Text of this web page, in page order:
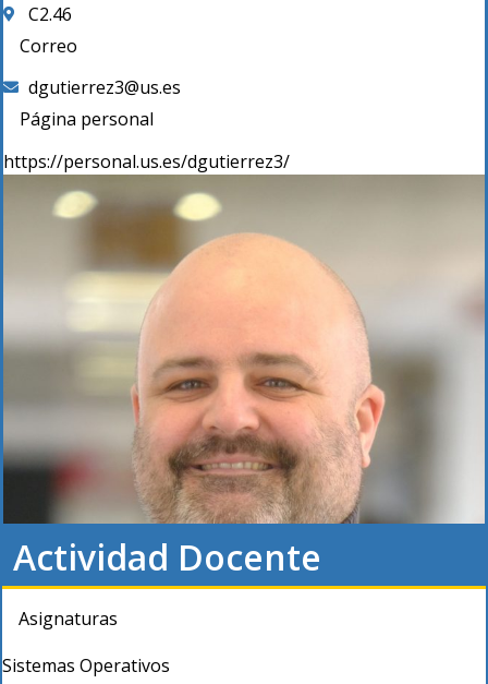
C2.46
Correo
dgutierrez3@us.es
Página personal
https://personal.us.es/dgutierrez3/
Actividad Docente
Asignaturas
Sistemas Operativos